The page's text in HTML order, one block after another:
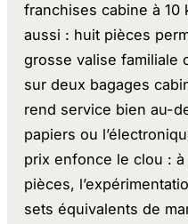
franchises cabine à 10
aussi : huit pièces
grosse valise familiale
sur deux bagages
rend service bien au-
papiers ou
prix enfonce le clou :
pièces,
sets équivalents de